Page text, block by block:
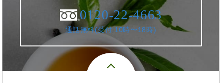
0120-22-4663
通話無料(受付:10時〜18時)